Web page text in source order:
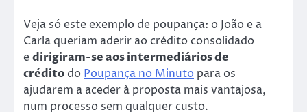
Veja só este exemplo de poupança: o João e a
Carla queriam aderir ao crédito consolidado
edirigiram-se aos intermediários de
crédito do Poupança no Minuto para os
ajudarem a aceder à proposta mais vantajosa,
num processo sem qualquer custo.